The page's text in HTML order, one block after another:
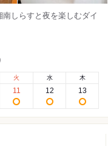
南しらすと夜を楽しむダイ
火
11
水
12
木
13